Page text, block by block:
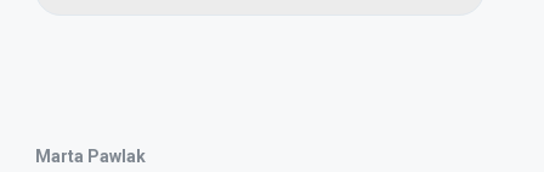
Marta Pawlak